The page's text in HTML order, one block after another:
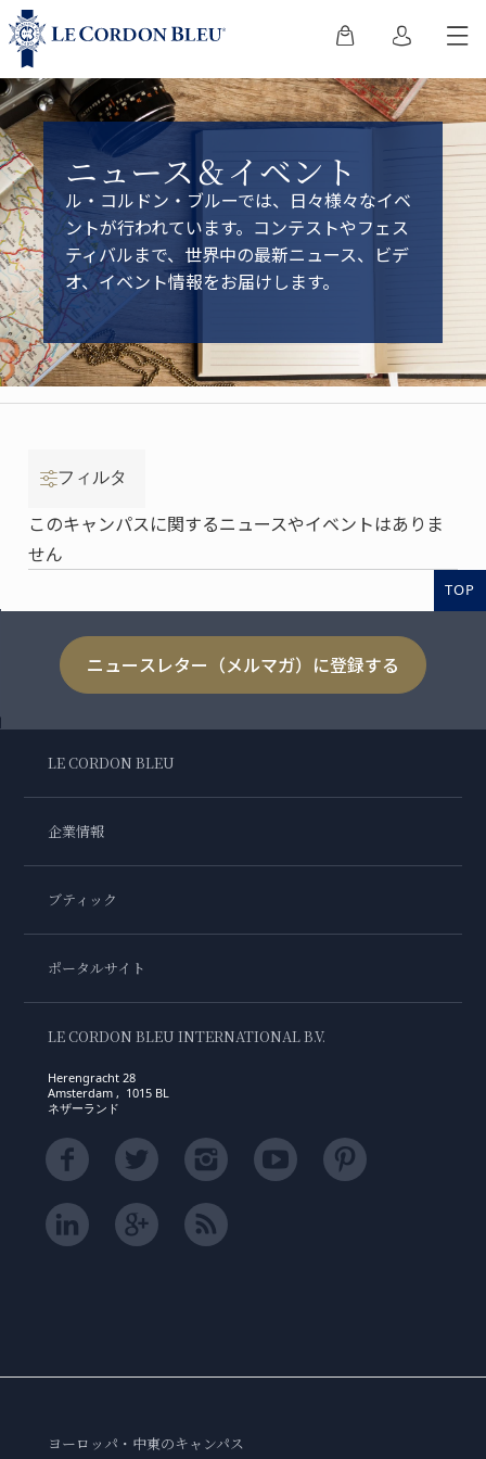
ニュース＆イベント
ル・コルドン・ブルーでは、日々様々なイベ
ントが行われています。コンテストやフェス
ティバルまで、世界中の最新ニュース、ビデ
オ、イベント情報をお届けします。
フィルタ
このキャンパスに関するニュースやイベントはありま
せん
TOP
ニュースレター（メルマガ）に登録する
LE CORDON BLEU
企業情報
ブティック
ポータルサイト
LE CORDON BLEU INTERNATIONAL B.V.
Herengracht 28
Amsterdam , 1015 BL
ネザーランド
ヨーロッパ・中東のキャンパス